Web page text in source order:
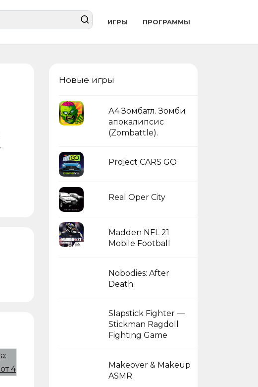
ИГРЫ ПРОГРАММЫ
Новые игры
А4 Зомбатл. Зомби
апокалипсис
(Zombattle).
Project CARS GO
Real Oper City
Madden NFL 21
Mobile Football
Nobodies: After
Death
Slapstick Fighter —
Stickman Ragdoll
Fighting Game
Makeover & Makeup
ASMR